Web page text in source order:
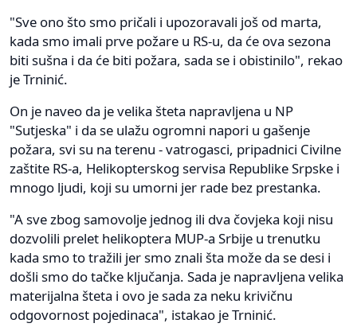
"Sve ono što smo pričali i upozoravali još od marta,
kada smo imali prve požare u RS-u, da će ova sezona
biti sušna i da će biti požara, sada se i obistinilo", rekao
je Trninić.
On je naveo da je velika šteta napravljena u NP
"Sutjeska" i da se ulažu ogromni napori u gašenje
požara, svi su na terenu - vatrogasci, pripadnici Civilne
zaštite RS-a, Helikopterskog servisa Republike Srpske i
mnogo ljudi, koji su umorni jer rade bez prestanka.
"A sve zbog samovolje jednog ili dva čovjeka koji nisu
dozvolili prelet helikoptera MUP-a Srbije u trenutku
kada smo to tražili jer smo znali šta može da se desi i
došli smo do tačke ključanja. Sada je napravljena velika
materijalna šteta i ovo je sada za neku krivičnu
odgovornost pojedinaca", istakao je Trninić.